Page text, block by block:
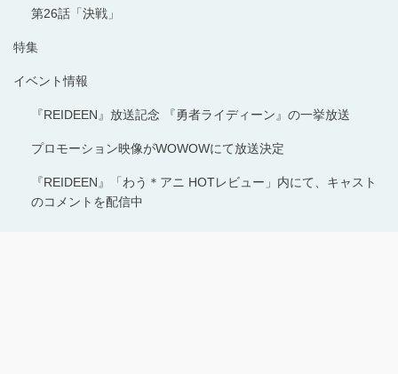
第26話「決戦」
特集
イベント情報
『REIDEEN』放送記念 『勇者ライディーン』の一挙放送
プロモーション映像がWOWOWにて放送決定
『REIDEEN』「わう＊アニ HOTレビュー」内にて、キャスト
のコメントを配信中